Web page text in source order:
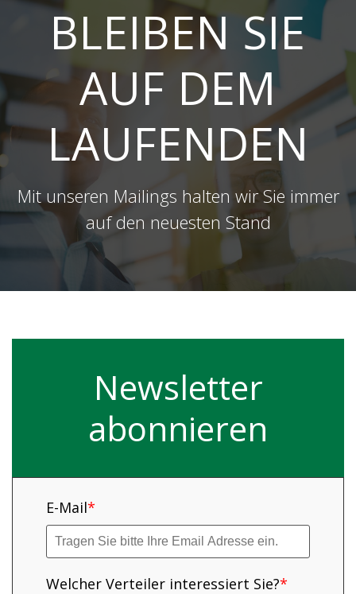
BLEIBEN SIE
AUF DEM
LAUFENDEN
Mit unseren Mailings halten wir Sie immer
auf den neuesten Stand
Newsletter
abonnieren
E-Mail*
Welcher Verteiler interessiert Sie?*